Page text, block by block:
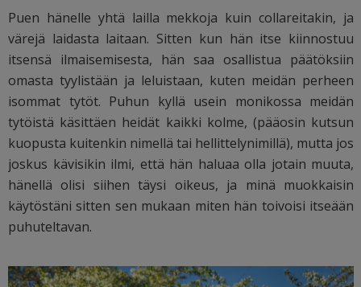
Puen hänelle yhtä lailla mekkoja kuin collareitakin, ja
värejä laidasta laitaan. Sitten kun hän itse kiinnostuu
itsensä ilmaisemisesta, hän saa osallistua päätöksiin
omasta tyylistään ja leluistaan, kuten meidän perheen
isommat tytöt. Puhun kyllä usein monikossa meidän
tytöistä käsittäen heidät kaikki kolme, (pääosin kutsun
kuopusta kuitenkin nimellä tai hellittelynimillä), mutta jos
joskus kävisikin ilmi, että hän haluaa olla jotain muuta,
hänellä olisi siihen täysi oikeus, ja minä muokkaisin
käytöstäni sitten sen mukaan miten hän toivoisi itseään
puhuteltavan.